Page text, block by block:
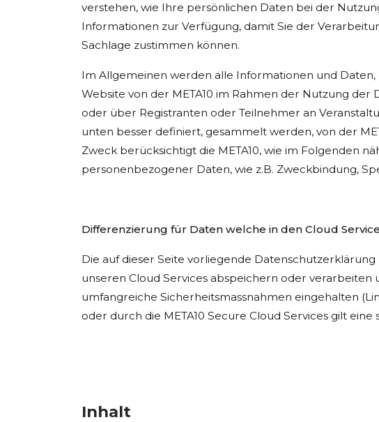
verstehen, wie Ihre persönlichen Daten bei der
Informationen zur Verfügung, damit Sie der
Sachlage zustimmen können.
Im Allgemeinen werden alle Informationen und
Website von der META10 im Rahmen der Nutzung
oder über Registranten oder Teilnehmer an
unten besser definiert, gesammelt werden, von der
Zweck berücksichtigt die META10, wie im Folgenden
personenbezogener Daten, wie z.B. Zweckbindung,
Differenzierung für Daten welche in den Cloud
Die auf dieser Seite vorliegende
unseren Cloud Services abspeichern oder
umfangreiche Sicherheitsmassnahmen eingehalten
oder durch die META10 Secure Cloud Services gilt
Inhalt